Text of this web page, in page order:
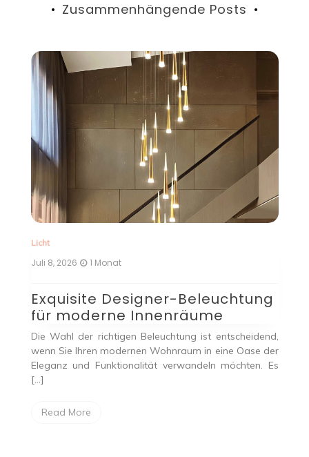
Zusammenhängende Posts
Licht
Juli 8, 2026 1 Monat
Exquisite Designer-Beleuchtung
für moderne Innenräume
Die Wahl der richtigen Beleuchtung ist entscheidend,
wenn Sie Ihren modernen Wohnraum in eine Oase der
Eleganz und Funktionalität verwandeln möchten. Es
Read More